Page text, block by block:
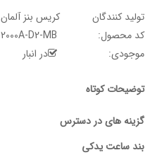
تولید کنندگان
کریس بنز آلمان Chris Benz
کد محصول:
موجودی:
در انبار
توضیحات کوتاه
گزینه های در دسترس
بند ساعت یدکی